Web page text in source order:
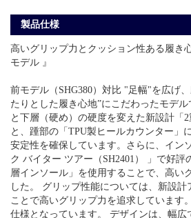
製品仕様
高いグリップ力とクッション性ある履き
モデル 』
前モデル（SHG380）対比 "足幅"を広げ
たりとした履き心地”にこだわったモデル
と下層（硬め）の硬度を変えた新設計「2
と、踵部の「TPU製ヒールカウンター」
安定性を確保しています。さらに、イン
ク バイター ツアー（SH2401） 」で好評
層インソール」を使用することで、高い
した。 グリップ性能については、新設計
ことで高いグリップ力を追求しています
仕様となっています。 デザインは、幅広